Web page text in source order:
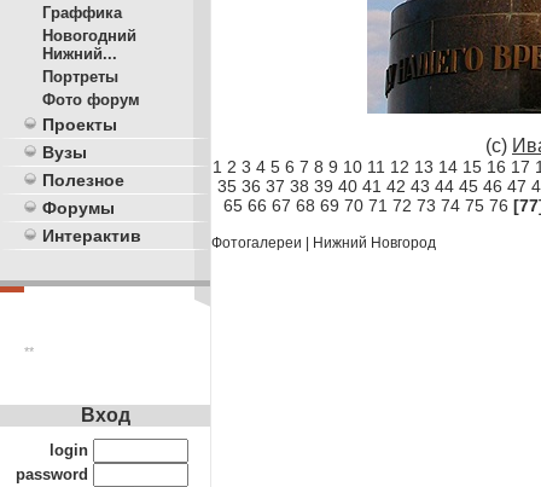
Граффика
Новогодний
Нижний...
Портреты
Фото форум
Проекты
Вузы
Полезное
Форумы
Интерактив
**
(c)
1 2 3 4 5 6 7 8 9 10 11 12 13 14 15 16 17
35 36 37 38 39 40 41 42 43 44 45 46 47
65 66 67 68 69 70 71 72 73 74 75 76
Фотогалереи Нижний Новгород
Вход
login
password